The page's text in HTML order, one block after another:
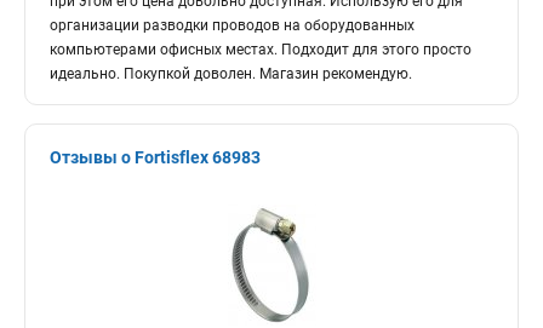
организации разводки проводов на оборудованных
компьютерами офисных местах. Подходит для этого просто
идеально. Покупкой доволен. Магазин рекомендую.
Отзывы о Fortisflex 68983